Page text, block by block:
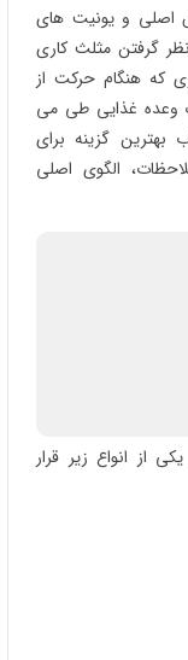
اصلی و یونیت های
گرفتن مثلث کاری
که هنگام حرکت از
وعده غذایی طی می
بهترین گزینه برای
الگوی اصلی
از انواع زیر قرار